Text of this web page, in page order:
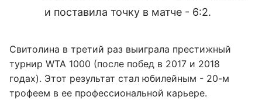
и поставила точку в матче - 6:2.
Свитолина в третий раз выиграла престижный
турнир WTA 1000 (после побед в 2017 и 2018
годах). Этот результат стал юбилейным - 20-м
трофеем в ее профессиональной карьере.